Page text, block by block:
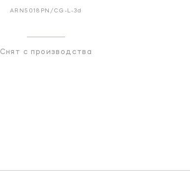
ARN5018PN/CG-L-3d
Снят с производства